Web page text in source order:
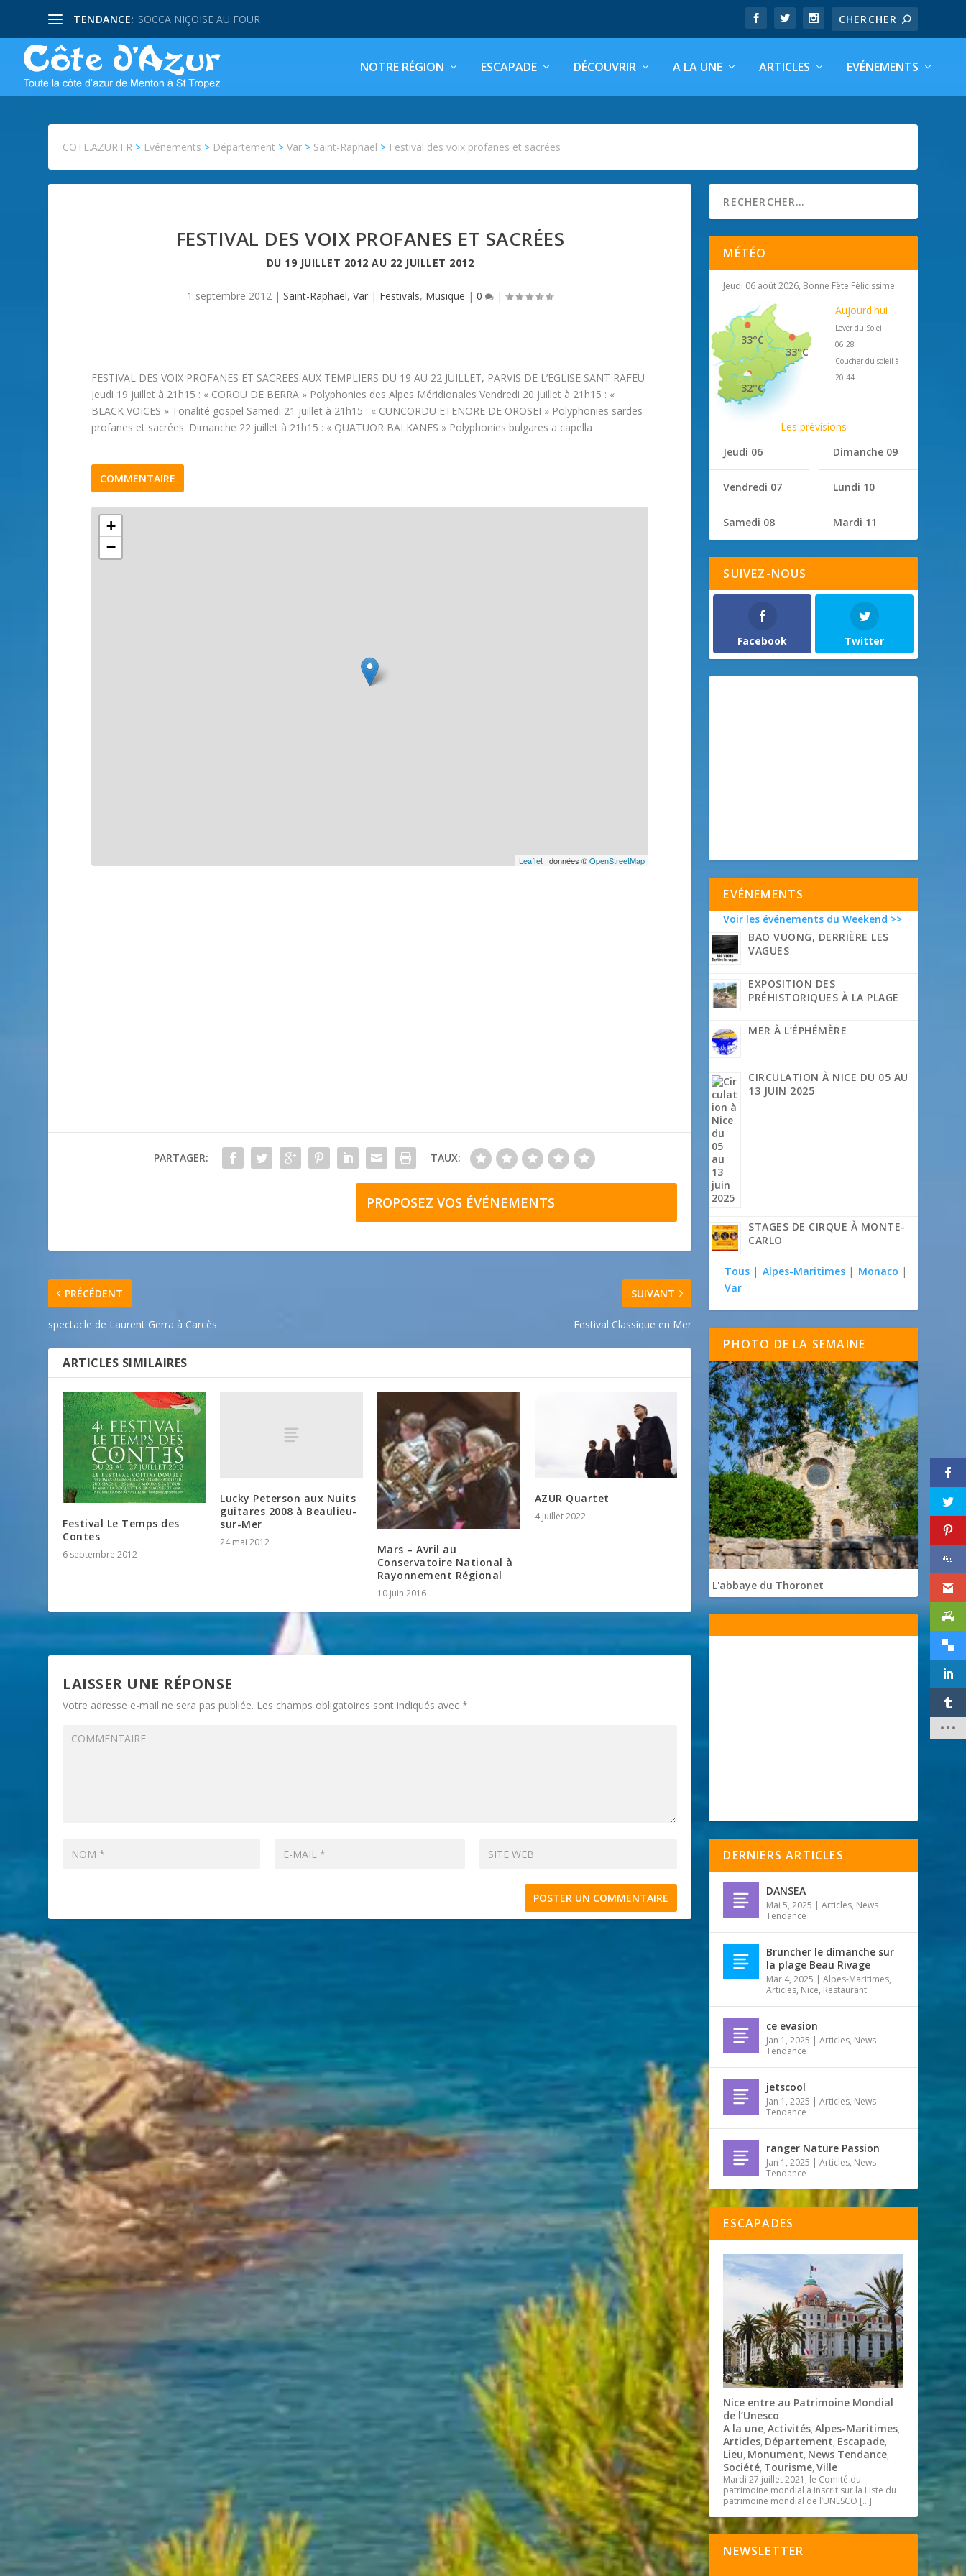
TENDANCE: SOCCA NIÇOISE AU FOUR
NOTRE RÉGION ESCAPADE DÉCOUVRIR A LA UNE ARTICLES EVÉNEMENTS
COTE.AZUR.FR > Evénements > Département >Var > Saint-Raphaël > Festival des voix profanes et sacrées
FESTIVAL DES VOIX PROFANES ET SACRÉES
DU 19 JUILLET 2012 AU 22 JUILLET 2012
1 septembre 2012 |Saint-Raphaël,Var | Festivals, Musique |0 |
FESTIVAL DES VOIX PROFANES ET SACREES AUX TEMPLIERS DU 19 AU 22 JUILLET, PARVIS DE L’EGLISE SANT RAFEU
Jeudi 19 juillet à 21h15 : « COROU DE BERRA » Polyphonies des Alpes Méridionales Vendredi 20 juillet à 21h15 : «
BLACK VOICES » Tonalité gospel Samedi 21 juillet à 21h15 : « CUNCORDU ETENORE DE OROSEI » Polyphonies sardes
profanes et sacrées. Dimanche 22 juillet à 21h15 : « QUATUOR BALKANES » Polyphonies bulgares a capella
COMMENTAIRE
+
−
Leaflet | données ©OpenStreetMap
PARTAGER: TAUX:
PROPOSEZ VOS ÉVÉNEMENTS
PRÉCÉDENT
spectacle de Laurent Gerra à Carcès
SUIVANT
Festival Classique en Mer
ARTICLES SIMILAIRES
Festival Le Temps des
Contes
6 septembre 2012
Lucky Peterson aux Nuits
guitares 2008 à Beaulieu-
sur-Mer
24 mai 2012
Mars – Avril au
Conservatoire National à
Rayonnement Régional
10 juin 2016
AZUR Quartet
4 juillet 2022
LAISSER UNE RÉPONSE
Votre adresse e-mail ne sera pas publiée. Les champs obligatoires sont indiqués avec*
MÉTÉO
Jeudi 06 août 2026, Bonne Fête Félicissime
33°C
33°C
32°C
Aujourd'hui
Lever du Soleil
06:28
Coucher du soleil à
20:44
Les prévisions
Jeudi 06
Vendredi 07
Samedi 08
Dimanche 09
Lundi 10
Mardi 11
SUIVEZ-NOUS
Facebook Twitter
EVÉNEMENTS
Voir les événements du Weekend >>
BAO VUONG, DERRIÈRE LES
VAGUES
EXPOSITION DES
PRÉHISTORIQUES À LA PLAGE
MER À L’ÉPHÉMÈRE
CIRCULATION À NICE DU 05 AU
13 JUIN 2025
STAGES DE CIRQUE À MONTE-
CARLO
Tous | Alpes-Maritimes | Monaco |
Var
PHOTO DE LA SEMAINE
L'abbaye du Thoronet
DERNIERS ARTICLES
DANSEA
Mai 5, 2025 |Articles, News
Tendance
Bruncher le dimanche sur
la plage Beau Rivage
Mar 4, 2025 |Alpes-Maritimes,
Articles, Nice, Restaurant
ce evasion
Jan 1, 2025 |Articles, News
Tendance
jetscool
Jan 1, 2025 |Articles, News
Tendance
ranger Nature Passion
Jan 1, 2025 |Articles, News
Tendance
ESCAPADES
Nice entre au Patrimoine Mondial
de l’Unesco
A la une,Activités,Alpes-Maritimes,
Articles, Département, Escapade,
Lieu, Monument, News Tendance,
Société, Tourisme,Ville
Mardi 27 juillet 2021, le Comité du
patrimoine mondial a inscrit sur la Liste du
patrimoine mondial de l’UNESCO […]
NEWSLETTER